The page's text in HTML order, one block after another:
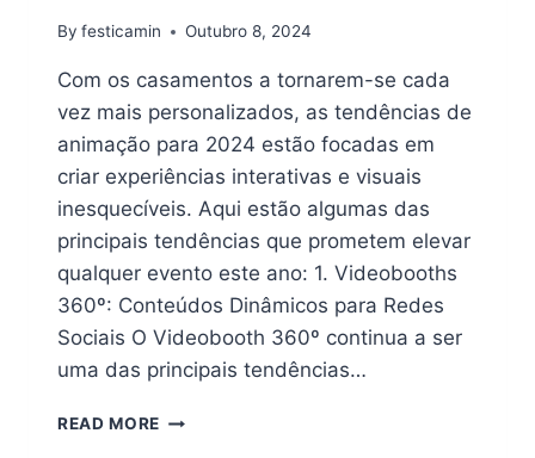
By festicamin Outubro 8, 2024
Com os casamentos a tornarem-se cada
vez mais personalizados, as tendências de
animação para 2024 estão focadas em
criar experiências interativas e visuais
inesquecíveis. Aqui estão algumas das
principais tendências que prometem elevar
qualquer evento este ano: 1. Videobooths
360º: Conteúdos Dinâmicos para Redes
Sociais O Videobooth 360º continua a ser
uma das principais tendências…
READ MORE